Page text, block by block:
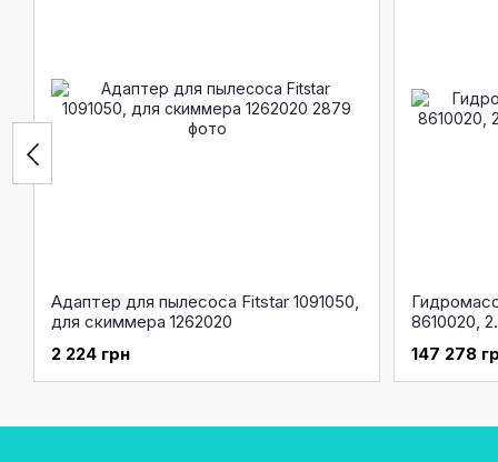
Адаптер для пылесоса Fitstar 1091050,
для скиммера 1262020
2 224 грн
8610020,
147 278